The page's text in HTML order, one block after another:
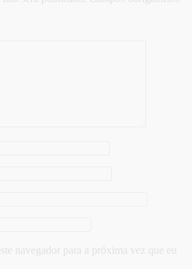
navegador para a próxima vez que eu